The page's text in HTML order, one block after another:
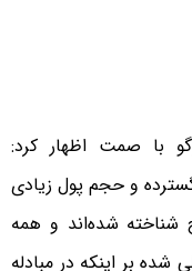
با صمت اظهار کرد:
گسترده و حجم پول زیادی
شناخته شده‌اند و همه
شده بر اینکه در مبادله